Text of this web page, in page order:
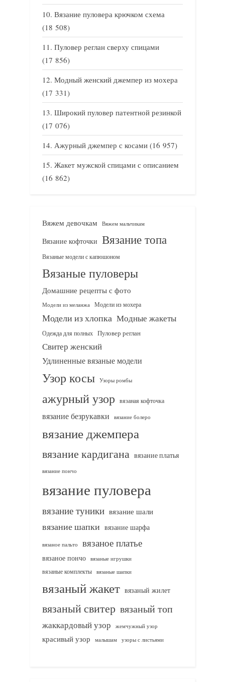
Вязание пуловера крючком схема
(18 508)
Пуловер реглан сверху спицами
(17 856)
Модный женский джемпер из мохера
(17 331)
Широкий пуловер патентной резинкой
(17 076)
Ажурный джемпер с косами (16 957)
Жакет мужской спицами с описанием
(16 862)
Вяжем девочкам Вяжем мальчикам
Вязание кофточки Вязание топа
Вязаные модели с капюшоном
Вязаные пуловеры
Домашние рецепты с фото
Модели из меланжа Модели из мохера
Модели из хлопка Модные жакеты
Одежда для полных Пуловер реглан
Свитер женский
Удлиненные вязаные модели
Узор косы Узоры ромбы
ажурный узор вязаная кофточка
вязание безрукавки вязание болеро
вязание джемпера
вязание кардигана вязание платья
вязание пончо
вязание пуловера
вязание туники вязание шали
вязание шапки вязание шарфа
вязаное пальто вязаное платье
вязаное пончо вязаные игрушки
вязаные комплекты
вязаные шапки
вязаный жакет вязаный жилет
вязаный свитер вязаный топ
жаккардовый узор жемчужный узор
красивый узор малышам узоры с листьями